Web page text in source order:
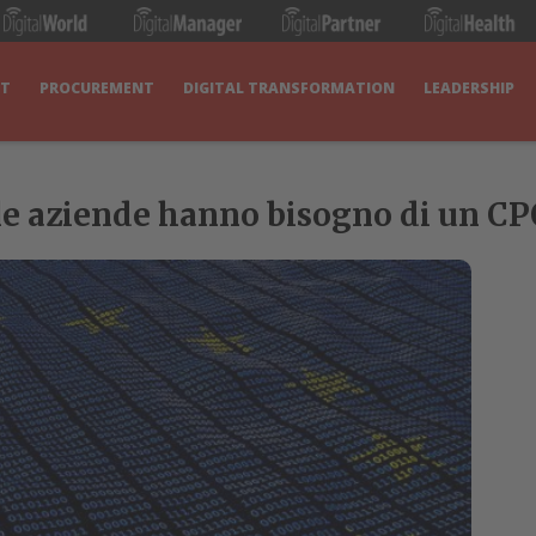
PROCUREMENT DIGITAL TRANSFORMATION LEADERSHIP
aziende hanno bisogno di un